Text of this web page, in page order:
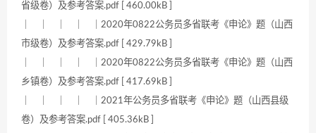
省级卷）及参考答案.pdf [ 460.00kB ]
｜ ｜ ｜ ｜ ｜2020年0822公务员多省联考《申论》题（山西
市级卷）及参考答案.pdf [ 429.79kB ]
｜ ｜ ｜ ｜ ｜2020年0822公务员多省联考《申论》题（山西
乡镇卷）及参考答案.pdf [ 417.69kB ]
｜ ｜ ｜ ｜ ｜2021年公务员多省联考《申论》题（山西县级
卷）及参考答案.pdf [ 405.36kB ]